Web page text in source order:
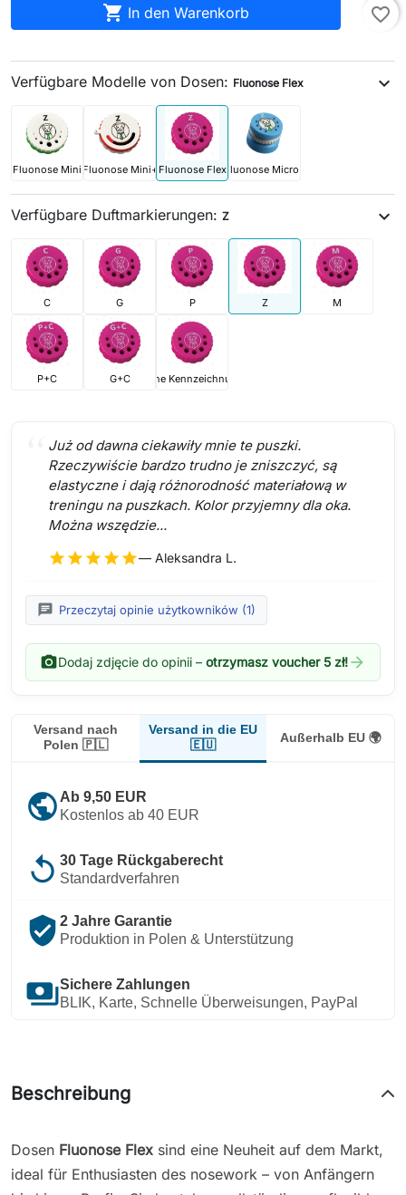
 In den Warenkorb favorite_border
Verfügbare Modelle von Dosen: Fluonose Flex expand_more
Fluonose Mini Fluonose Mini+ Fluonose FlexFluonose Micro+
Verfügbare Duftmarkierungen: Z expand_more
C G P Z M
P+C G+C ohne Kennzeichnung
Już od dawna ciekawiły mnie te puszki.
Rzeczywiście bardzo trudno je zniszczyć, są
elastyczne i dają różnorodność materiałową w
treningu na puszkach. Kolor przyjemny dla oka.
Można wszędzie...
star star star star star— Aleksandra L.
chat Przeczytaj opinie użytkowników (1)
photo_cameraDodaj zdjęcie do opinii – otrzymasz voucher 5 zł!arrow_forward
Versand nach
Polen 🇵🇱
Versand in die EU
🇪🇺
Außerhalb EU 🌍
public Ab 9,50 EUR
Kostenlos ab 40 EUR
replay 30 Tage Rückgaberecht
Standardverfahren
verified_user 2 Jahre Garantie
Produktion in Polen & Unterstützung
paymentsSichere Zahlungen
BLIK, Karte, Schnelle Überweisungen, PayPal
Beschreibung
Dosen Fluonose Flex sind eine Neuheit auf dem Markt,
ideal für Enthusiasten des nosework – von Anfängern